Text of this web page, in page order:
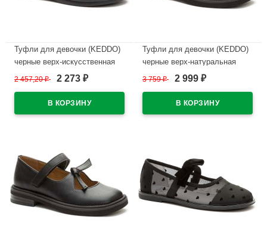
Туфли для девочки (KEDDO)
черные верх-искусственная
кожа лак подкладка-
956401/06-02
2 457,20₽ 2 273 ₽
Туфли для девочки (KEDDO)
черные верх-натуральная
кожа подкладка-натуральная
3 759₽ 2 999 ₽